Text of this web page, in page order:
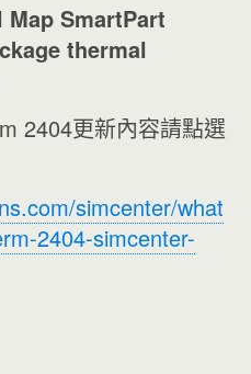
SmartPart
thermal
2404更新內容請點選
simcenter/what
2404-simcenter-